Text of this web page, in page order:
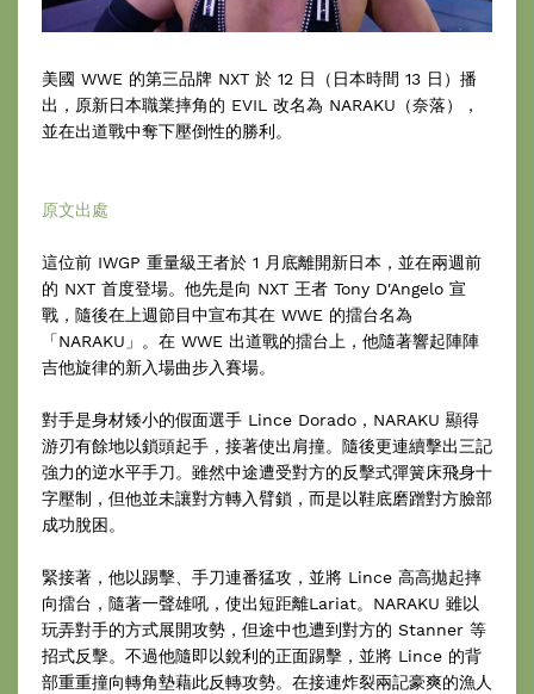
美國 WWE 的第三品牌 NXT 於 12 日（日本時間 13 日）播
出，原新日本職業摔角的 EVIL 改名為 NARAKU（奈落），
並在出道戰中奪下壓倒性的勝利。
原文出處
這位前 IWGP 重量級王者於 1 月底離開新日本，並在兩週前
的 NXT 首度登場。他先是向 NXT 王者 Tony D'Angelo 宣
戰，隨後在上週節目中宣布其在 WWE 的擂台名為
「NARAKU」。在 WWE 出道戰的擂台上，他隨著響起陣陣
吉他旋律的新入場曲步入賽場。
對手是身材矮小的假面選手 Lince Dorado，NARAKU 顯得
游刃有餘地以鎖頭起手，接著使出肩撞。隨後更連續擊出三記
強力的逆水平手刀。雖然中途遭受對方的反擊式彈簧床飛身十
字壓制，但他並未讓對方轉入臂鎖，而是以鞋底磨蹭對方臉部
成功脫困。
緊接著，他以踢擊、手刀連番猛攻，並將 Lince 高高拋起摔
向擂台，隨著一聲雄吼，使出短距離Lariat。NARAKU 雖以
玩弄對手的方式展開攻勢，但途中也遭到對方的 Stanner 等
招式反擊。不過他隨即以銳利的正面踢擊，並將 Lince 的背
部重重撞向轉角墊藉此反轉攻勢。在接連炸裂兩記豪爽的漁人